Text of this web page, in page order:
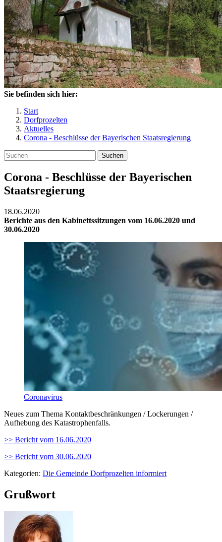
Sie befinden sich hier:
Start
Dorfprozelten
Aktuelles
Corona - Beschlüsse der Bayerischen Staatsregierung
Suchen
Corona - Beschlüsse der Bayerischen
Staatsregierung
18.06.2020
Berichte aus den Kabinettssitzungen vom 16.06.2020 und
30.06.2020
Coronavirus
Neues zum Thema Kontaktbeschränkungen / Lockerungen /
Aufhebung des Katastrophenfalls.
>> Bericht vom 16.06.2020
>> Bericht vom 30.06.2020
Kategorien: Die Gemeinde Dorfprozelten informiert
Grußwort